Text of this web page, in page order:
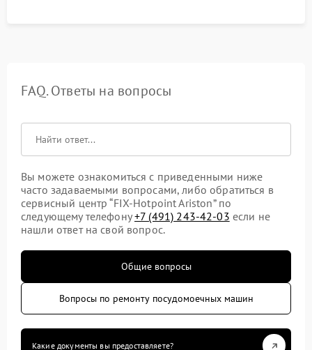
FAQ. Ответы на вопросы
Вы можете ознакомиться с приведенными ниже
часто задаваемыми вопросами, либо обратиться в
сервисный центр “FIX-Hotpoint Ariston” по
следующему телефону+7 (491) 243-42-03 если не
нашли ответ на свой вопрос.
Общие вопросы
Вопросы по ремонту посудомоечных машин
Какие документы вы предоставляете?